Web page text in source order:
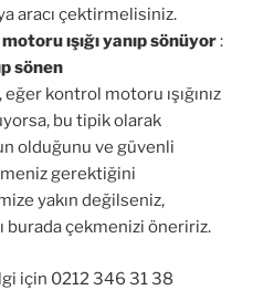
aracı çektirmelisiniz.
ışığı yanıp sönüyor:
sönen
eğer kontrol motoru ışığınız
bu tipik olarak
olduğunu ve güvenli
gerektiğini
yakın değilseniz,
burada çekmenizi öneririz.
için 0212 346 31 38